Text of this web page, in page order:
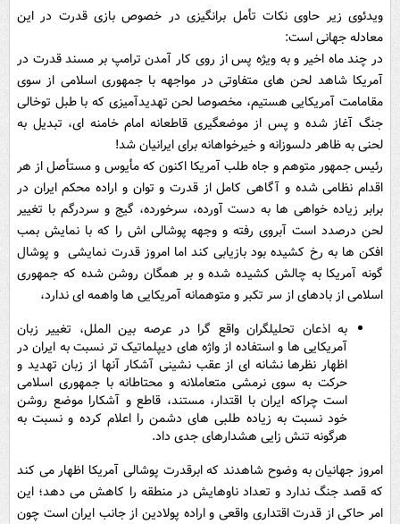
ویدئوی زیر حاوی نکات تأمل برانگیزی در خصوص بازی قدرت در این
معادله جهانی است:
در چند ماه اخیر و به ویژه پس از روی کار آمدن ترامپ بر مسند قدرت در
آمریکا شاهد لحن های متفاوتی در مواجهه با جمهوری اسلامی از سوی
مقامامت آمریکایی هستیم، مخصوصا لحن تهدیدآمیزی که با طبل توخالی
جنگ آغاز شده و پس از موضعگیری قاطعانه امام خامنه ای، تبدیل به
لحنی به ظاهر دلسوزانه و خیرخواهانه برای ایرانیان شد!
رئیس جمهور متوهم و جاه طلب آمریکا اکنون که مأیوس و مستأصل از هر
اقدام نظامی شده و آگاهی کامل از قدرت و توان و اراده محکم ایران در
برابر زیاده خواهی ها به دست آورده، سرخورده، گیج و سردرگم با تغییر
لحن درصدد است آبروی رفته و وجهه پوشالی اش را که با نمایش بمب
افکن ها به رخ کشیده بود بازیابی کند اما امروز قدرت نمایشی و پوشال
گونه آمریکا به چالش کشیده شده و بر همگان روشن شده که جمهوری
اسلامی از بادهای از سر تکبر و متوهمانه آمریکایی ها واهمه ای ندارد،
به اذعان تحلیلگران واقع گرا در عرصه بین الملل، تغییر زبان
آمریکایی ها و استفاده از واژه های دیپلماتیک تر نسبت به ایران در
اظهار نظرها نشانه ای از عقب نشینی آشکار آنها از زبان تهدید و
حرکت به سوی نرمشی متعاملانه و محتاطانه با جمهوری اسلامی
است چراکه ایران با اقتدار، مستند، قاطع و آشکارا موضع روشن
خود نسبت به زیاده طلبی های دشمن را اعلام کرده و نسبت به
هرگونه تنش زایی هشدارهای جدی داد.
امروز جهانیان به وضوح شاهدند که ابرقدرت پوشالی آمریکا اظهار می کند
که قصد جنگ ندارد و تعداد ناوهایش در منطقه را کاهش می دهد؛ این
امر حاکی از قدرت اقتداری واقعی و اراده پولادین از جانب ایران است چون